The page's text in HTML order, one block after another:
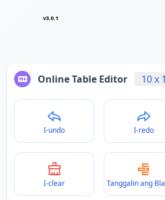
v3.0.1
Online Table Editor 10x
I-undo I-redo
I-clear Tanggalin ang